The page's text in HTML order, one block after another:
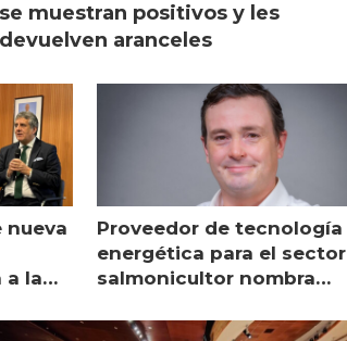
se muestran positivos y les
devuelven aranceles
nueva
a la
Proveedor de tecnología
energética para el sector
salmonicultor nombra